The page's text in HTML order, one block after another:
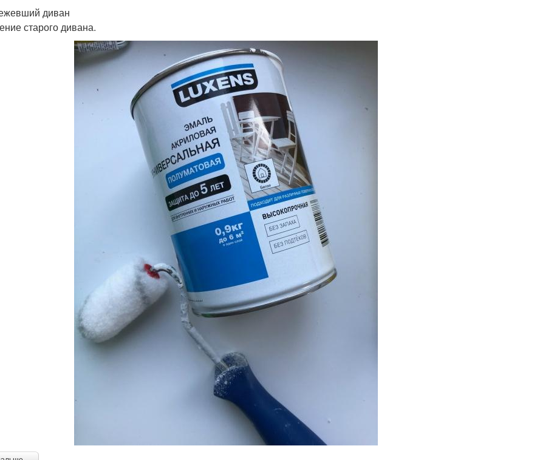
диван
старого дивана.